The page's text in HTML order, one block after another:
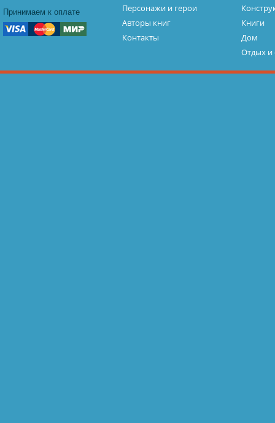
Принимаем к оплате
Персонажи и герои
Авторы книг
Контакты
Книги
Дом
Отдых и